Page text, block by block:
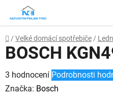
obsah
Domů
/ Velké domácí spotřebiče /
BOSCH
Průměrné
hodnocení
3 hodnocení Podrobnosti
Značka: Bosch